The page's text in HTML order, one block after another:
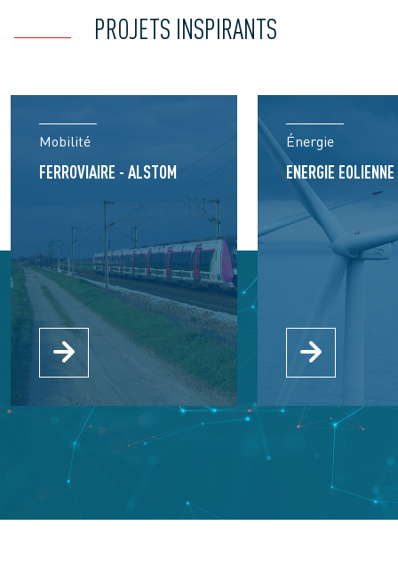
PROJETS INSPIRANTS
Mobilité
FERROVIAIRE - ALSTOM
Énergie
ENERGIE